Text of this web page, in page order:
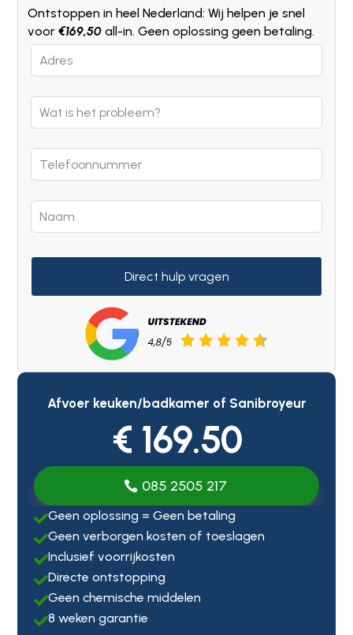
Ontstoppen in heel Nederland: Wij helpen je snel
voor€169,50 all-in. Geen oplossing geen betaling.
Leave
this
blank
Direct hulp vragen
Afvoer keuken/badkamer of Sanibroyeur
€ 169.50
085 2505 217
Geen oplossing = Geen betaling
Geen verborgen kosten of toeslagen
Inclusief voorrijkosten
Directe ontstopping
Geen chemische middelen
8 weken garantie